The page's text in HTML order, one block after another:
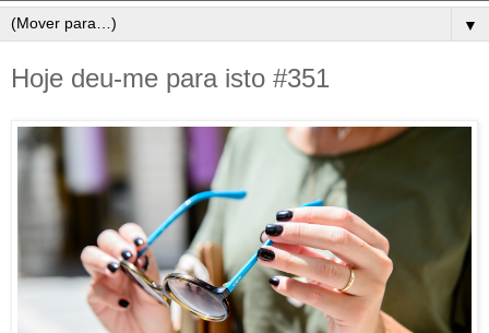
▼
Hoje deu-me para isto #351